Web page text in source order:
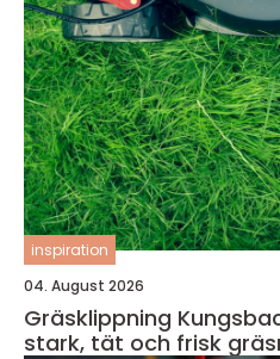
inspiration
04. August 2026
Gräsklippning
stark, tät och frisk